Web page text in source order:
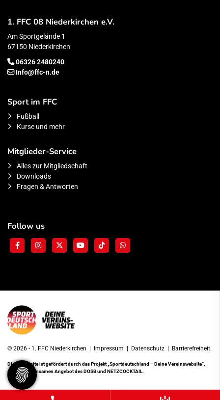
1. FFC 08 Niederkirchen e.V.
Am Sportgelände 1
67150 Niederkirchen
06326 2480240
Info@ffc-n.de
Sport im FFC
Fußball
Kurse und mehr
Mitglieder-Service
Alles zur Mitgliedschaft
Downloads
Fragen & Antworten
Follow us
© 2026 - 1. FFC Niederkirchen | Impressum | Datenschutz | Barrierefreiheit
Diese Website ist gefördert durch das Projekt„Sportdeutschland – Deine Vereinswebsite”,
einem gemeinsamen Angebot des DOSB und NETZCOCKTAIL.